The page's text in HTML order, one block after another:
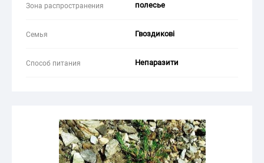
Зона распространения полесье
Семья Гвоздикові
Способ питания Непаразити